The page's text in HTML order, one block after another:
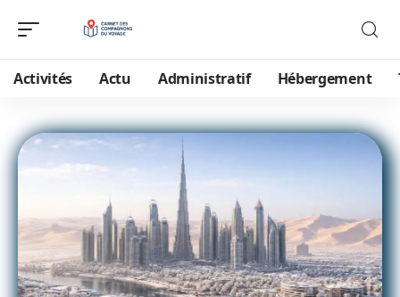
Activités Actu Administratif Hébergement